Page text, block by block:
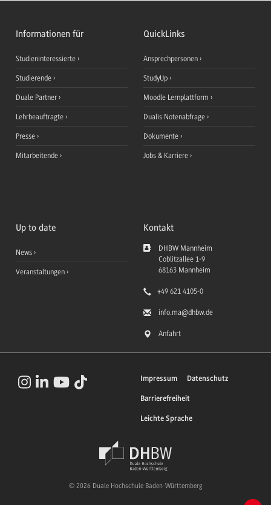
Informationen für
Studieninteressierte
Studierende
Duale Partner
Lehrbeauftragte
Presse
Mitarbeitende
QuickLinks
Ansprechpersonen
StudyUp
Moodle Lernplattform
Dualis Notenabfrage
Dokumente
Jobs & Karriere
Up to date
News
Veranstaltungen
Kontakt
DHBW Mannheim
Coblitzallee 1-9
68163 Mannheim
+49 621 4105-0
info.ma@dhbw.de
Anfahrt
Impressum Datenschutz
Barrierefreiheit
Leichte Sprache
© 2026 Duale Hochschule Baden-Württemberg